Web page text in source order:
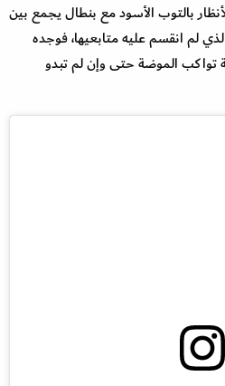
بالتوب الأسود مع بنطال يجمع بين
لم انقسم عليه متابعيها، فوجده
تواكب الموضة حتى وإن لم تبدو